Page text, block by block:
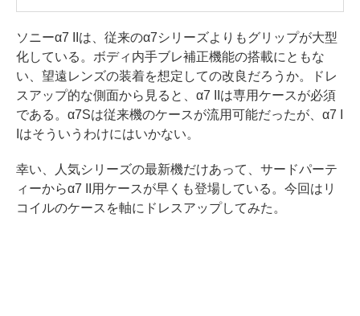
ソニーα7 IIは、従来のα7シリーズよりもグリップが大型
化している。ボディ内手ブレ補正機能の搭載にともな
い、望遠レンズの装着を想定しての改良だろうか。ドレ
スアップ的な側面から見ると、α7 IIは専用ケースが必須
である。α7Sは従来機のケースが流用可能だったが、α7 I
Iはそういうわけにはいかない。
幸い、人気シリーズの最新機だけあって、サードパーテ
ィーからα7 II用ケースが早くも登場している。今回はリ
コイルのケースを軸にドレスアップしてみた。